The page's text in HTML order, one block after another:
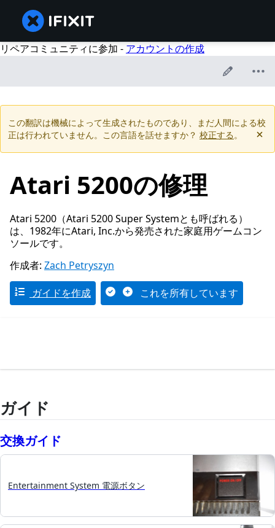
リペアコミュニティに参加 - アカウントの作成
この翻訳は機械によって生成されたものであり、まだ人間による校
正は行われていません。この言語を話せますか？ 校正する。
Atari 5200の修理
Atari 5200（Atari 5200 Super Systemとも呼ばれる）
は、1982年にAtari, Inc.から発売された家庭用ゲームコン
ソールです。
作成者: Zach Petryszyn
ガイドを作成 これを所有しています
ガイド
交換ガイド
Entertainment System 電源ボタン